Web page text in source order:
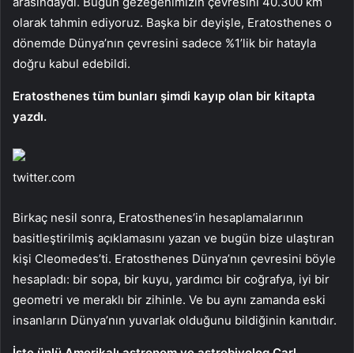
olarak tahmin ediyoruz. Başka bir deyişle, Eratosthenes o
dönemde Dünya’nın çevresini sadece %1’lik bir hatayla
doğru kabul edebildi.
Eratosthenes tüm bunları şimdi kayıp olan bir kitapta
yazdı.
twitter.com
Birkaç nesil sonra, Eratosthenes’in hesaplamalarının
basitleştirilmiş açıklamasını yazan ve bugün bize ulaştıran
kişi Cleomedes’ti. Eratosthenes Dünya’nın çevresini böyle
hesapladı: bir sopa, bir kuyu, yardımcı bir coğrafya, iyi bir
geometri ve meraklı bir zihinle. Ve bu aynı zamanda eski
insanların Dünya’nın yuvarlak olduğunu bildiğinin kanıtıdır.